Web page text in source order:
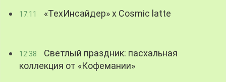
17:11 «ТехИнсайдер» х Cosmic latte
12:38
Светлый праздник: пасхальная
коллекция от «Кофемании»